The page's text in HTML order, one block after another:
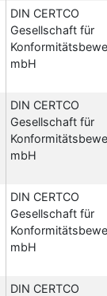
DIN CERTCO
Gesellschaft für
mbH
DIN CERTCO
Gesellschaft für
mbH
DIN CERTCO
Gesellschaft für
mbH
DIN CERTCO